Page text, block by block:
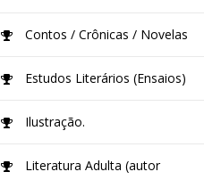
Contos / Crônicas / Novelas
Estudos Literários (Ensaios)
Ilustração.
Literatura Adulta (autor